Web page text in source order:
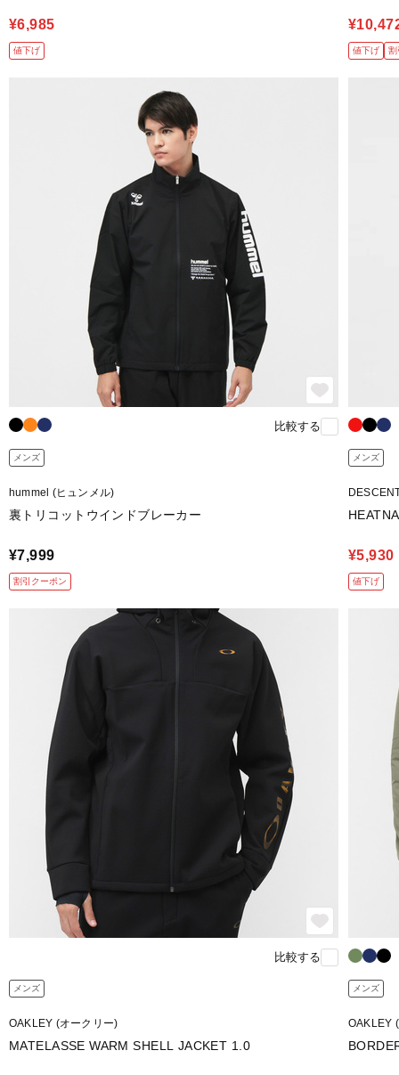
¥6,985
値下げ 値下げ 割
比較する
メンズ
hummel (ヒュンメル)
裏トリコットウインドブレーカー
¥7,999
割引クーポン
メンズ
¥5,930
値下げ
比較する
メンズ
OAKLEY (オークリー)
MATELASSE WARM SHELL JACKET 1.0
メンズ
OAKLEY